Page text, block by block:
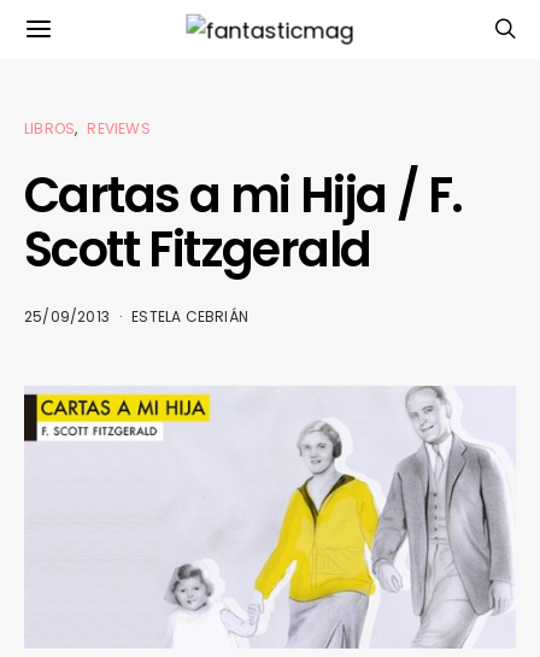
LIBROS REVIEWS
Cartas a mi Hija / F.
Scott Fitzgerald
25/09/2013 ESTELA CEBRIÁN